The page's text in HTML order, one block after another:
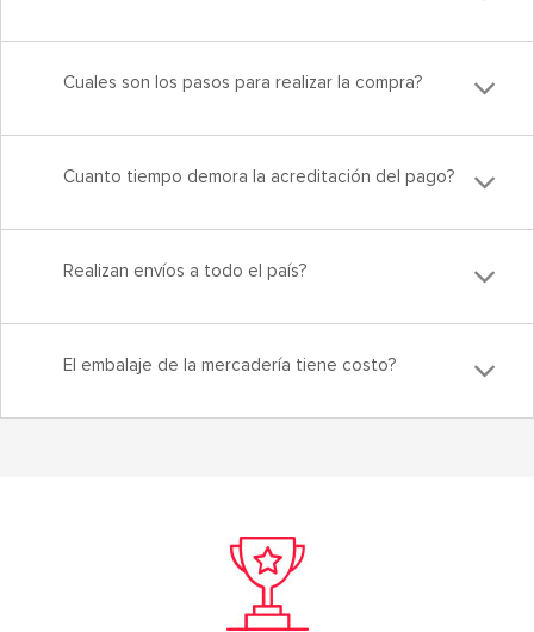
Cuales son los pasos para realizar la compra?
Cuanto tiempo demora la acreditación del pago?
Realizan envíos a todo el país?
El embalaje de la mercadería tiene costo?